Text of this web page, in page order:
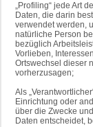
„Profiling“ jede Art
Daten, die darin
verwendet werden,
natürliche Person
bezüglich
Vorlieben,
Ortswechsel dieser
vorherzusagen;
Als
Einrichtung oder
über die Zwecke
Daten entscheidet,